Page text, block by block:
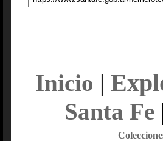
Inicio |
Santa Fe|